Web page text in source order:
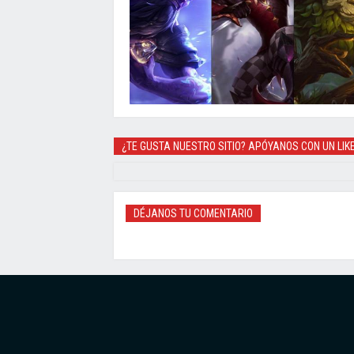
¿TE GUSTA NUESTRO SITIO? APÓYANOS CON UN
DÉJANOS TU COMENTARIO